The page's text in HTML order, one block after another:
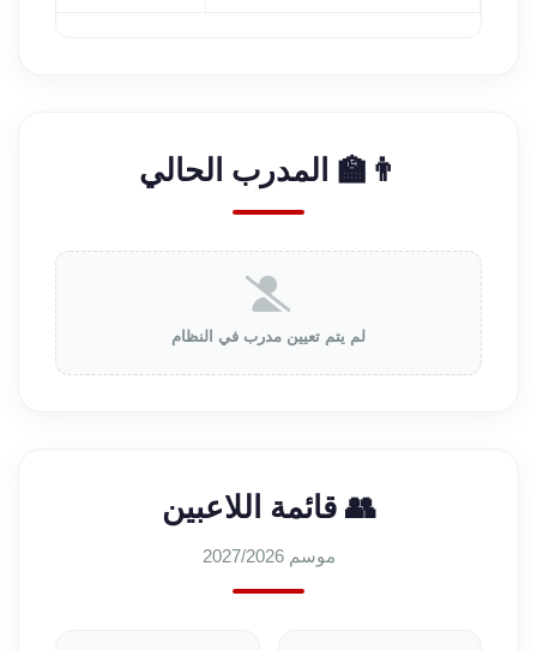
👨‍🏫 المدرب الحالي
لم يتم تعيين مدرب في النظام
👥 قائمة اللاعبين
موسم 2027/2026